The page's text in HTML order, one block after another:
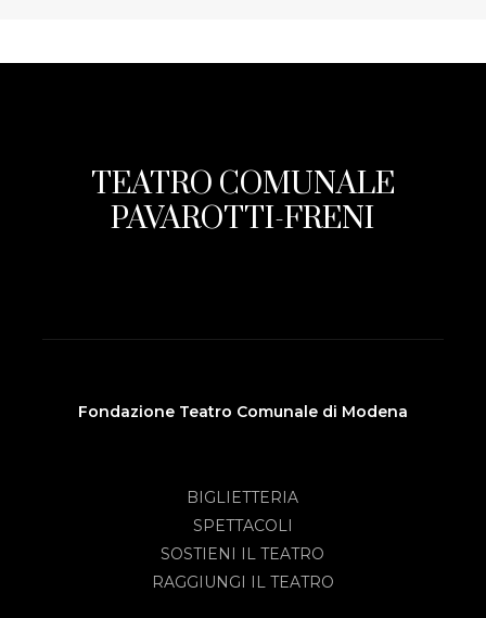
TEATRO COMUNALE
PAVAROTTI-FRENI
Fondazione Teatro Comunale di Modena
BIGLIETTERIA
SPETTACOLI
SOSTIENI IL TEATRO
RAGGIUNGI IL TEATRO